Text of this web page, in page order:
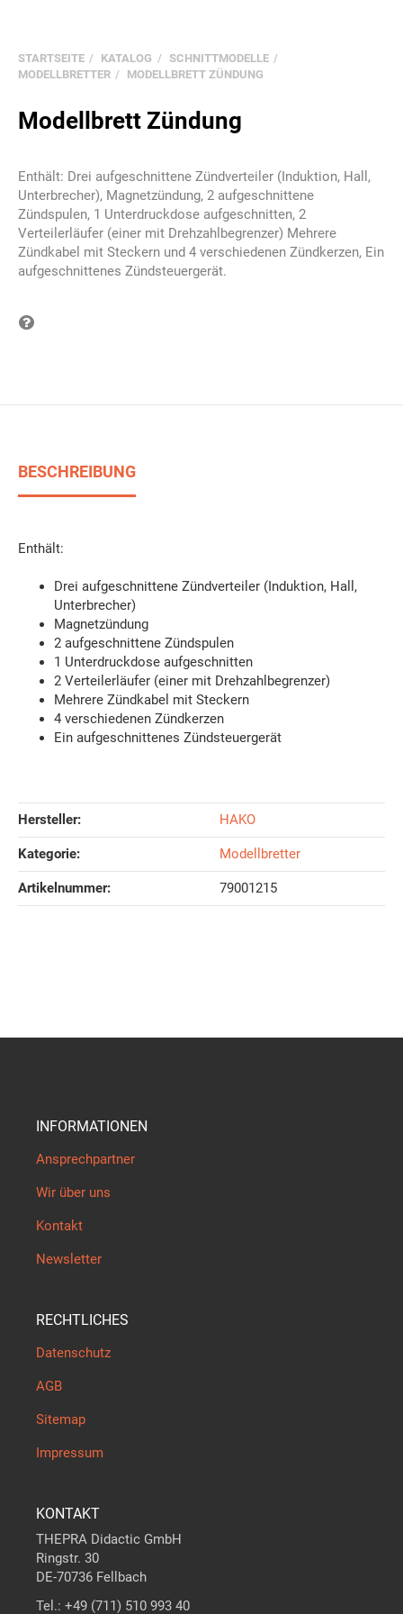
STARTSEITE KATALOG
SCHNITTMODELLE
MODELLBRETTER
MODELLBRETT ZÜNDUNG
Modellbrett Zündung
Enthält: Drei aufgeschnittene Zündverteiler (Induktion, Hall,
Unterbrecher), Magnetzündung, 2 aufgeschnittene
Zündspulen, 1 Unterdruckdose aufgeschnitten, 2
Verteilerläufer (einer mit Drehzahlbegrenzer) Mehrere
Zündkabel mit Steckern und 4 verschiedenen Zündkerzen, Ein
aufgeschnittenes Zündsteuergerät.
BESCHREIBUNG
Enthält:
Drei aufgeschnittene Zündverteiler (Induktion, Hall,
Unterbrecher)
Magnetzündung
2 aufgeschnittene Zündspulen
1 Unterdruckdose aufgeschnitten
2 Verteilerläufer (einer mit Drehzahlbegrenzer)
Mehrere Zündkabel mit Steckern
4 verschiedenen Zündkerzen
Ein aufgeschnittenes Zündsteuergerät
Hersteller: HAKO
Kategorie: Modellbretter
Artikelnummer: 79001215
INFORMATIONEN
Ansprechpartner
Wir über uns
Kontakt
Newsletter
RECHTLICHES
Datenschutz
AGB
Sitemap
Impressum
KONTAKT
THEPRA Didactic GmbH
Ringstr. 30
DE-70736 Fellbach
Tel.: +49 (711) 510 993 40